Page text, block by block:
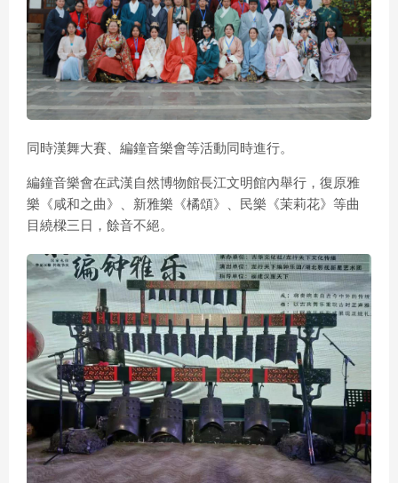
同時漢舞大賽、編鐘音樂會等活動同時進行。
編鐘音樂會在武漢自然博物館長江文明館內舉行，復原雅
樂《咸和之曲》、新雅樂《橘頌》、民樂《茉莉花》等曲
目繞樑三日，餘音不絕。